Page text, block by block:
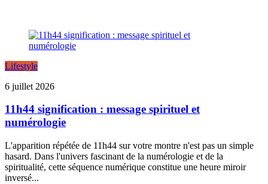
Lifestyle
6 juillet 2026
11h44 signification : message spirituel et
numérologie
L'apparition répétée de 11h44 sur votre montre n'est pas un simple
hasard. Dans l'univers fascinant de la numérologie et de la
spiritualité, cette séquence numérique constitue une heure miroir
inversé...